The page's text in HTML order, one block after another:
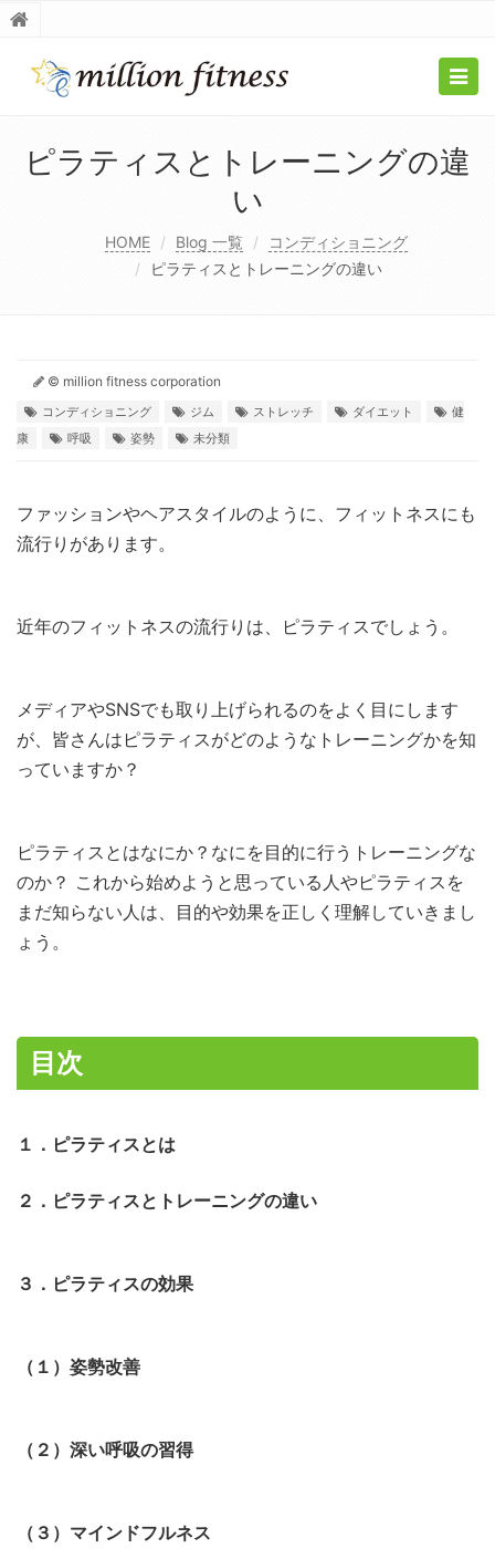
ピラティスとトレーニングの違
い
HOME Blog 一覧
コンディショニング
ピラティスとトレーニングの違い
© million fitness corporation
コンディショニング ジム ストレッチ ダイエット
健
康
呼吸 姿勢 未分類
ファッションやヘアスタイルのように、フィットネスにも
流行りがあります。
近年のフィットネスの流行りは、ピラティスでしょう。
メディアやSNSでも取り上げられるのをよく目にします
が、皆さんはピラティスがどのようなトレーニングかを知
っていますか？
ピラティスとはなにか？なにを目的に行うトレーニングな
のか？ これから始めようと思っている人やピラティスを
まだ知らない人は、目的や効果を正しく理解していきまし
ょう。
目次
１．ピラティスとは
２．ピラティスとトレーニングの違い
３．ピラティスの効果
（１）姿勢改善
（２）深い呼吸の習得
（３）マインドフルネス